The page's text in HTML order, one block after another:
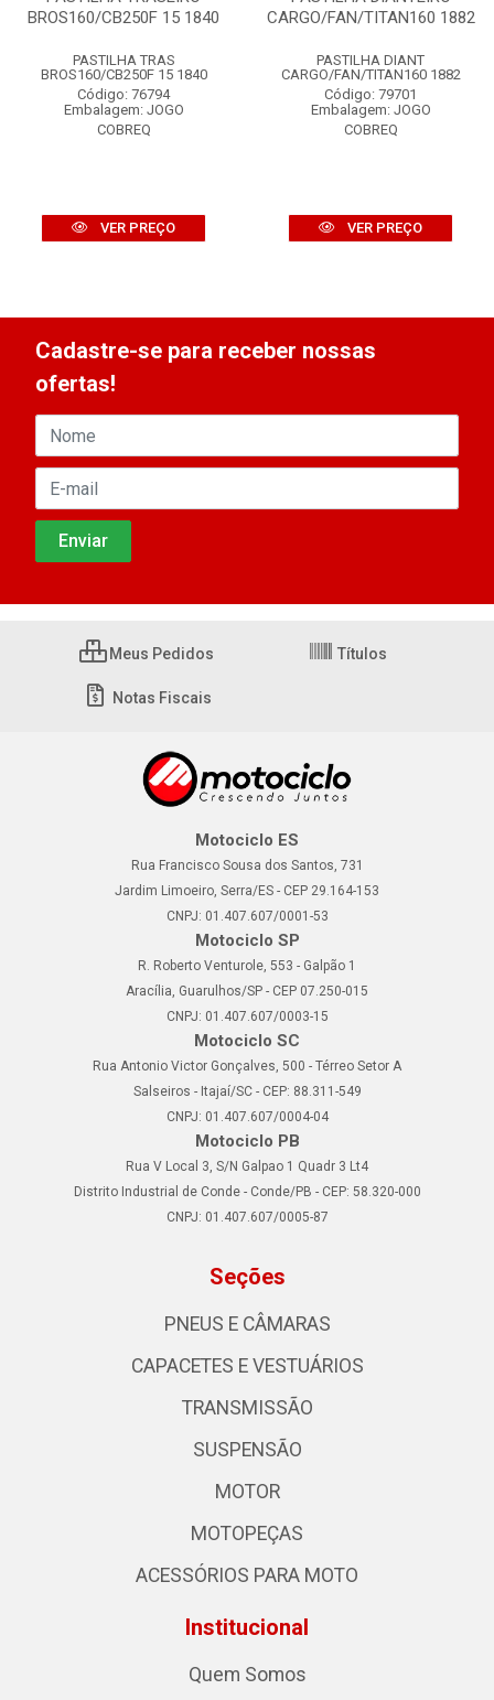
BROS160/CB250F 15 1840
PASTILHA TRAS
BROS160/CB250F 15 1840
Código: 76794
Embalagem: JOGO
COBREQ
VER PREÇO
CARGO/FAN/TITAN160 1882
PASTILHA DIANT
CARGO/FAN/TITAN160 1882
Código: 79701
Embalagem: JOGO
COBREQ
VER PREÇO
Cadastre-se para receber nossas
ofertas!
Meus Pedidos Títulos
Notas Fiscais
Motociclo ES
Rua Francisco Sousa dos Santos, 731
Jardim Limoeiro, Serra/ES - CEP 29.164-153
CNPJ: 01.407.607/0001-53
Motociclo SP
R. Roberto Venturole, 553 - Galpão 1
Aracília, Guarulhos/SP - CEP 07.250-015
CNPJ: 01.407.607/0003-15
Motociclo SC
Rua Antonio Victor Gonçalves, 500 - Térreo Setor A
Salseiros - Itajaí/SC - CEP: 88.311-549
CNPJ: 01.407.607/0004-04
Motociclo PB
Rua V Local 3, S/N Galpao 1 Quadr 3 Lt4
Distrito Industrial de Conde - Conde/PB - CEP: 58.320-000
CNPJ: 01.407.607/0005-87
Seções
PNEUS E CÂMARAS
CAPACETES E VESTUÁRIOS
TRANSMISSÃO
SUSPENSÃO
MOTOR
MOTOPEÇAS
ACESSÓRIOS PARA MOTO
Institucional
Quem Somos